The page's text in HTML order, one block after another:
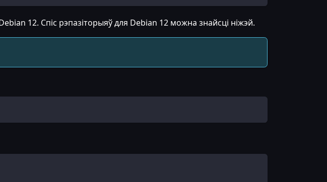
12. Спіс рэпазіторыяў для Debian 12 можна знайсці ніжэй.